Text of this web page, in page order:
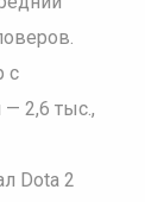
с
2,6 тыс.,
Dota 2